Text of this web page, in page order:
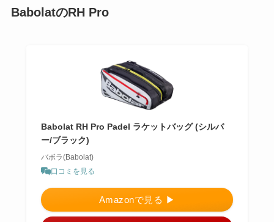
BabolatのRH Pro
Babolat RH Pro Padel ラケットバッグ (シルバ
ー/ブラック)
バボラ(Babolat)
口コミを見る
Amazonで見る ▶︎